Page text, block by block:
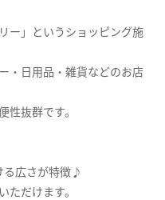
ー」というショッピング施
・日用品・雑貨などのお店
性抜群です。
る広さが特徴♪
だけます。